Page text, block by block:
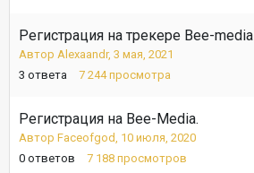
Регистрация на трекере Bee-media
Автор Alexaandr, 3 мая, 2021
3 ответа 7 244 просмотра
Регистрация на Bee-Media.
Автор Faceofgod, 10 июля, 2020
0 ответов 7 188 просмотров